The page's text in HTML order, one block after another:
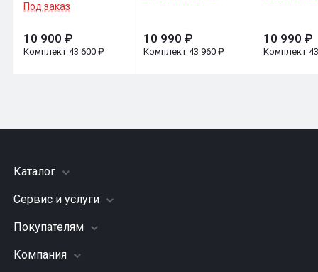
Под заказ
10 900 ₽
Комплект 43 600 ₽
10 990 ₽
Комплект 43 960 ₽
10 990 ₽
Комплект
Каталог
Шины
Грузовые шины
Диски
Сервис и услуги
Заправка кондиционера
Подвеска (ходовая часть)
Покупателям
Акции
Компания